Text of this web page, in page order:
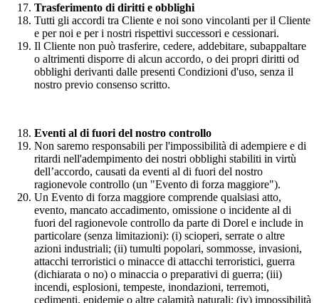
Trasferimento di diritti e obblighi
Tutti gli accordi tra Cliente e noi sono vincolanti per il Cliente
e per noi e per i nostri rispettivi successori e cessionari.
Il Cliente non può trasferire, cedere, addebitare, subappaltare
o altrimenti disporre di alcun accordo, o dei propri diritti od
obblighi derivanti dalle presenti Condizioni d'uso, senza il
nostro previo consenso scritto.
Eventi al di fuori del nostro controllo
Non saremo responsabili per l'impossibilità di adempiere e di
ritardi nell'adempimento dei nostri obblighi stabiliti in virtù
dell’accordo, causati da eventi al di fuori del nostro
ragionevole controllo (un "Evento di forza maggiore").
Un Evento di forza maggiore comprende qualsiasi atto,
evento, mancato accadimento, omissione o incidente al di
fuori del ragionevole controllo da parte di Dorel e include in
particolare (senza limitazioni): (i) scioperi, serrate o altre
azioni industriali; (ii) tumulti popolari, sommosse, invasioni,
attacchi terroristici o minacce di attacchi terroristici, guerra
(dichiarata o no) o minaccia o preparativi di guerra; (iii)
incendi, esplosioni, tempeste, inondazioni, terremoti,
cedimenti, epidemie o altre calamità naturali; (iv) impossibilità